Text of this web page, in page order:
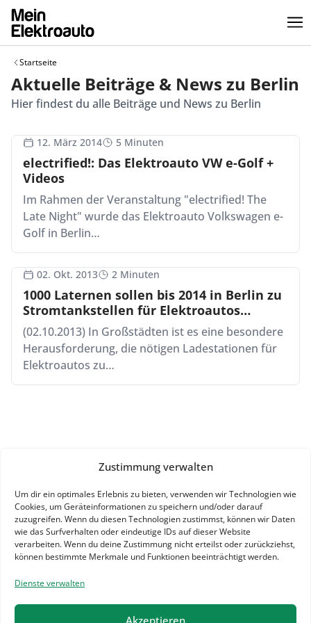
Zustimmung verwalten
Um dir ein optimales Erlebnis zu bieten, verwenden wir Technologien wie
Cookies, um Geräteinformationen zu speichern und/oder darauf
zuzugreifen. Wenn du diesen Technologien zustimmst, können wir Daten
wie das Surfverhalten oder eindeutige IDs auf dieser Website
verarbeiten. Wenn du deine Zustimmung nicht erteilst oder zurückziehst,
können bestimmte Merkmale und Funktionen beeinträchtigt werden.
Dienste verwalten
Akzeptieren
Startseite
Aktuelle Beiträge & News zu Berlin
Hier findest du alle Beiträge und News zu Berlin
12. März 2014 5 Minuten
electrified!: Das Elektroauto VW e-Golf +
Videos
Im Rahmen der Veranstaltung "electrified! The
Late Night" wurde das Elektroauto Volkswagen e-
Golf in Berlin…
02. Okt. 2013 2 Minuten
1000 Laternen sollen bis 2014 in Berlin zu
Stromtankstellen für Elektroautos
umgerüstet werden
(02.10.2013) In Großstädten ist es eine besondere
Herausforderung, die nötigen Ladestationen für
Elektroautos zu…